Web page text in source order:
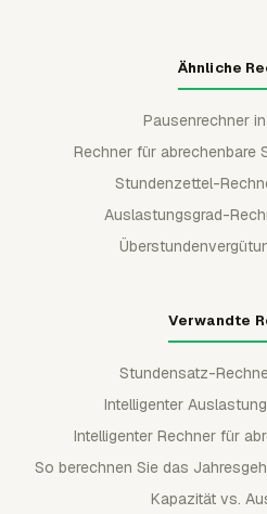
Ähnliche
Pausenrechner
Rechner für abrechenbare
Stundenzettel-
Auslastungsgrad-
Verwandte
Stundensatz-
Intelligenter
Intelligenter Rechner für
So berechnen Sie das
Kapazität vs.